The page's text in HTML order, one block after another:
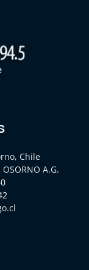
Chile
OSORNO A.G.